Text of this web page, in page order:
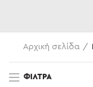
Αρχική σελίδα
ΦΊΛΤΡΑ